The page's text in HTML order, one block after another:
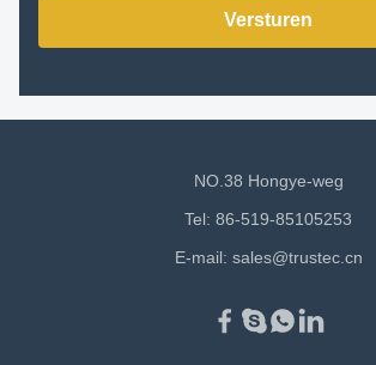
Versturen
NO.38 Hongye-weg
Tel: 86-519-85105253
E-mail: sales@trustec.cn